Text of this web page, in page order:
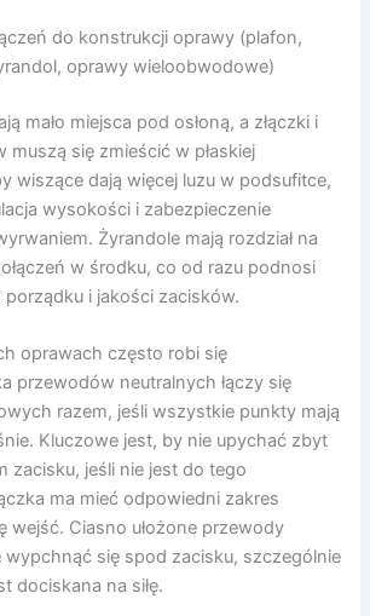
do konstrukcji oprawy (plafon,
oprawy wieloobwodowe)
mało miejsca pod osłoną, a złączki i
muszą się zmieścić w płaskiej
wiszące dają więcej luzu w podsufitce,
wysokości i zabezpieczenie
Żyrandole mają rozdział na
w środku, co od razu podnosi
i jakości zacisków.
oprawach często robi się
przewodów neutralnych łączy się
razem, jeśli wszystkie punkty mają
Kluczowe jest, by nie upychać zbyt
zacisku, jeśli nie jest do tego
ma mieć odpowiedni zakres
wejść. Ciasno ułożone przewody
wypchnąć się spod zacisku, szczególnie
dociskana na siłę.